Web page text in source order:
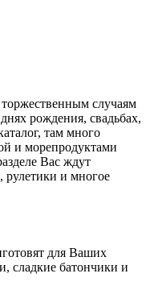
случаям
рождения, свадьбах,
там много
и морепродуктами
Вас ждут
рулетики и многое
для Ваших
сладкие батончики и